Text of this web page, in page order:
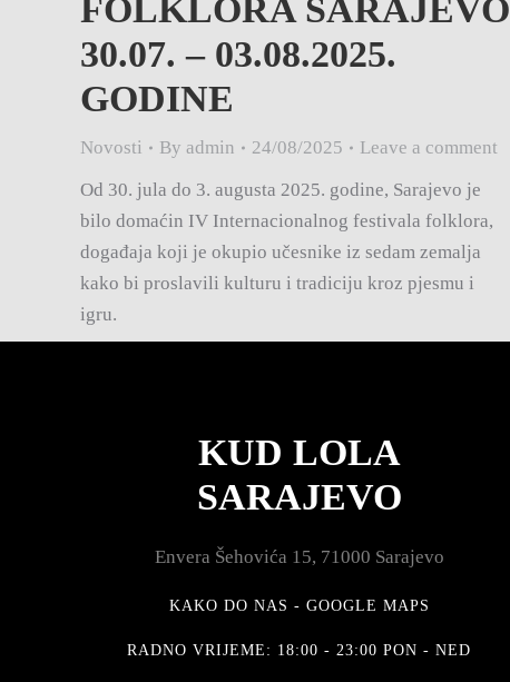
FOLKLORA SARAJEVO
30.07. – 03.08.2025.
GODINE
Novosti By admin 24/08/2025
Leave a comment
Od 30. jula do 3. augusta 2025. godine, Sarajevo je
bilo domaćin IV Internacionalnog festivala folklora,
događaja koji je okupio učesnike iz sedam zemalja
kako bi proslavili kulturu i tradiciju kroz pjesmu i
igru.
KUD LOLA
SARAJEVO
Envera Šehovića 15, 71000 Sarajevo
KAKO DO NAS - GOOGLE MAPS
RADNO VRIJEME: 18:00 - 23:00 PON - NED